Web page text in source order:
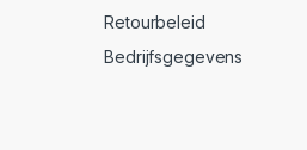
Retourbeleid
Bedrijfsgegevens